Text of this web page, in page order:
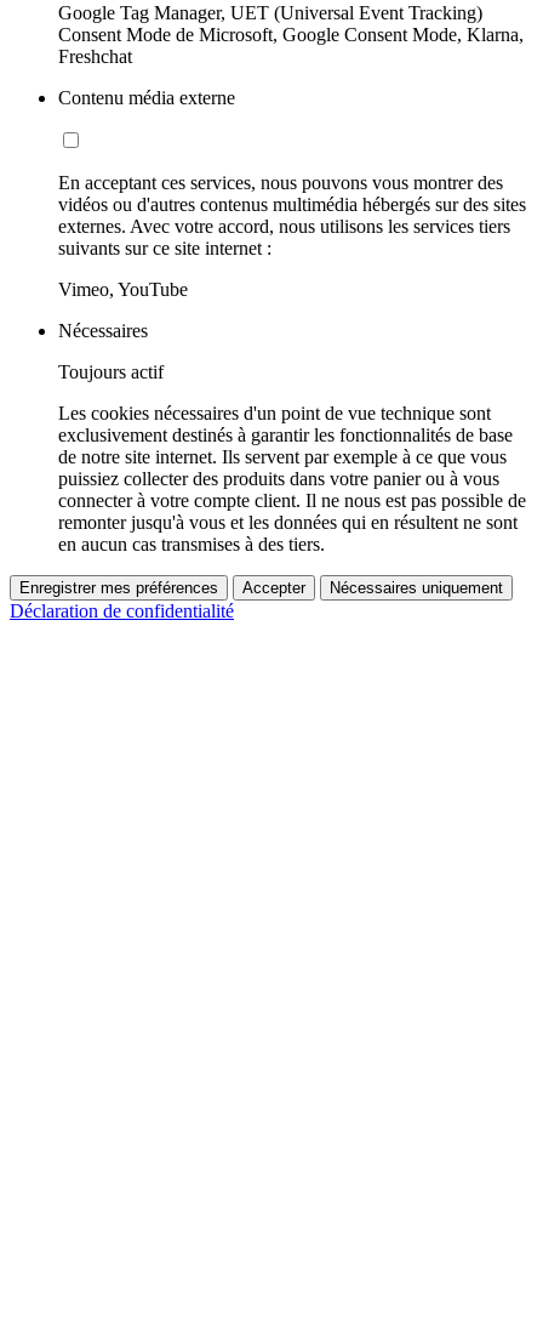
Google Tag Manager, UET (Universal Event Tracking)
Consent Mode de Microsoft, Google Consent Mode, Klarna,
Freshchat
Contenu média externe
En acceptant ces services, nous pouvons vous montrer des
vidéos ou d'autres contenus multimédia hébergés sur des sites
externes. Avec votre accord, nous utilisons les services tiers
suivants sur ce site internet :
Vimeo, YouTube
Nécessaires
Toujours actif
Les cookies nécessaires d'un point de vue technique sont
exclusivement destinés à garantir les fonctionnalités de base
de notre site internet. Ils servent par exemple à ce que vous
puissiez collecter des produits dans votre panier ou à vous
connecter à votre compte client. Il ne nous est pas possible de
remonter jusqu'à vous et les données qui en résultent ne sont
en aucun cas transmises à des tiers.
Enregistrer mes préférences Accepter Nécessaires uniquement
Déclaration de confidentialité